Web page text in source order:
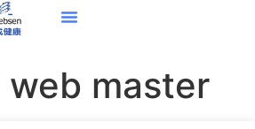
web master